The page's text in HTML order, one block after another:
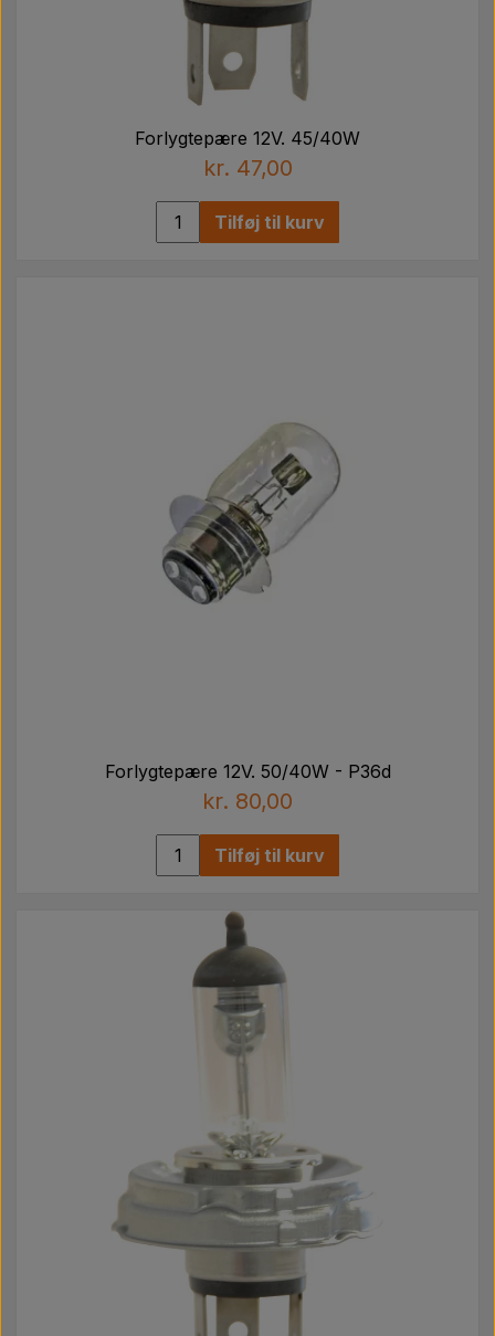
Forlygtepære 12V. 45/40W
kr. 47,00
Tilføj til kurv
Forlygtepære 12V. 50/40W - P36d
kr. 80,00
Tilføj til kurv